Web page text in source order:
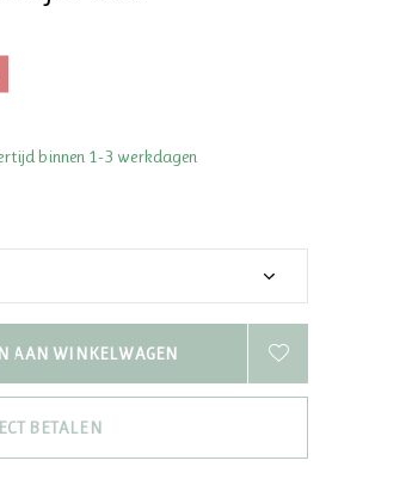
binnen 1-3 werkdagen
AAN WINKELWAGEN
BETALEN